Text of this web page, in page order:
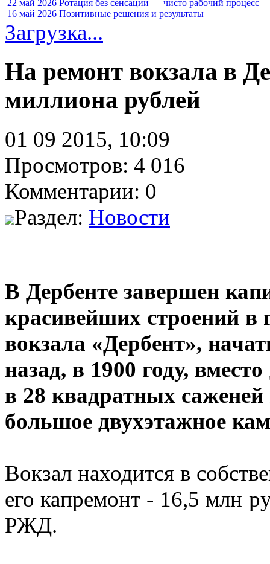
22 май 2026 Ротация без сенсации — чисто рабочий процесс
16 май 2026 Позитивные решения и результаты
Загрузка...
На ремонт вокзала в
миллиона рублей
01 09 2015, 10:09
Просмотров: 4 016
Комментарии: 0
Раздел: Новости
В Дербенте завершен
красивейших строений в
вокзала «Дербент»,
назад, в 1900 году,
в 28 квадратных
большое двухэтажное
Вокзал находится в
его капремонт - 16,5 млн
РЖД.